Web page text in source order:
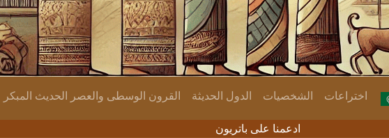
القرون الوسطى والعصر الحديث المبكر الدول الحديثة الشخصيات اختراعات
ادعمنا على باتريون